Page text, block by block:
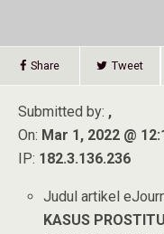
Share Tweet
Submitted by: ,
On: Mar 1, 2022 @
IP: 182.3.136.236
Judul artikel
KASUS